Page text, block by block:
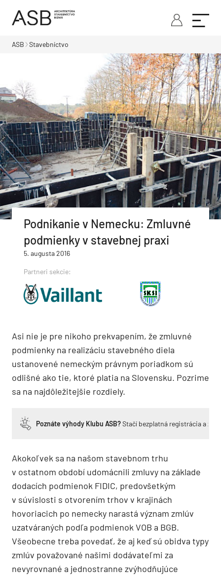
ASB Stavebníctvo
Podnikanie v Nemecku: Zmluvné
podmienky v stavebnej praxi
5. augusta 2016
Partneri sekcie:
Asi nie je pre nikoho prekvapením, že zmluvné
podmienky na realizáciu stavebného diela
ustanovené nemeckým právnym poriadkom sú
odlišné ako tie, ktoré platia na Slovensku. Pozrime
sa na najdôležitejšie rozdiely.
Poznáte výhody Klubu ASB?Stačí bezplatná registrácia a
Akokoľvek sa na našom stavebnom trhu
v ostatnom období udomácnili zmluvy na základe
dodacích podmienok FIDIC, predovšetkým
v súvislosti s otvorením trhov v krajinách
hovoriacich po nemecky narastá význam zmlúv
uzatváraných podľa podmienok VOB a BGB.
Všeobecne treba povedať, že aj keď sú obidva typy
zmlúv považované našimi dodávateľmi za
nevyrovnané a jednostranne zvýhodňujúce